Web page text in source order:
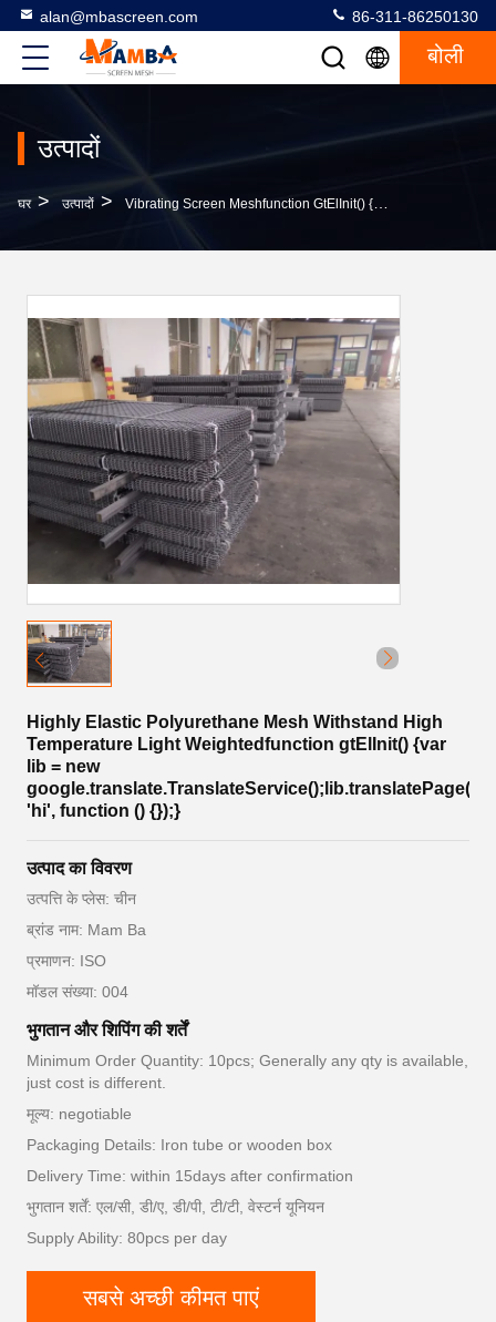
alan@mbascreen.com 86-311-86250130
बोली
उत्पादों
घर > उत्पादों > Vibrating Screen Meshfunction GtElInit() {var Lib = New Google.translate.TranslateService();lib.tran
Highly Elastic Polyurethane Mesh Withstand High
Temperature Light Weightedfunction gtElInit() {var
lib = new
'hi', function () {});}
उत्पाद का विवरण
उत्पत्ति के प्लेस: चीन
ब्रांड नाम: Mam Ba
प्रमाणन: ISO
मॉडल संख्या: 004
भुगतान और शिपिंग की शर्तें
Minimum Order Quantity: 10pcs; Generally any qty is available,
just cost is different.
मूल्य: negotiable
Packaging Details: Iron tube or wooden box
Delivery Time: within 15days after confirmation
भुगतान शर्तें: एल/सी, डी/ए, डी/पी, टी/टी, वेस्टर्न यूनियन
Supply Ability: 80pcs per day
सबसे अच्छी कीमत पाएं